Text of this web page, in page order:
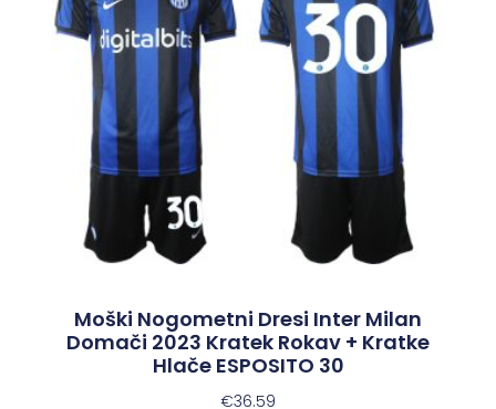
Moški Nogometni Dresi Inter Milan
Domači 2023 Kratek Rokav + Kratke
Hlače ESPOSITO 30
€36.59